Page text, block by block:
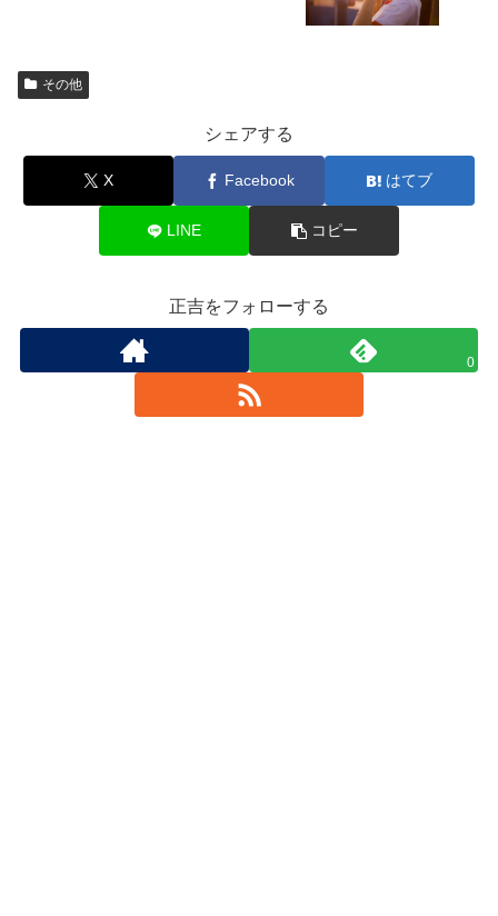
その他
シェアする
X Facebook はてブ
LINE コピー
正吉をフォローする
0